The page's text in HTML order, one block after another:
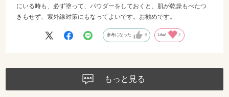
にいる時も、必ず塗って、パウダーをしておくと、肌が乾燥もべたつ
きもせず、紫外線対策にもなってよいです。お勧めです。
参考になった 0 Like! 2
もっと見る